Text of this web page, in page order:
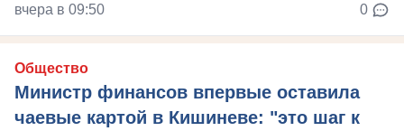
вчера в 09:50 0
Общество
Министр финансов впервые оставила
чаевые картой в Кишиневе: "это шаг к